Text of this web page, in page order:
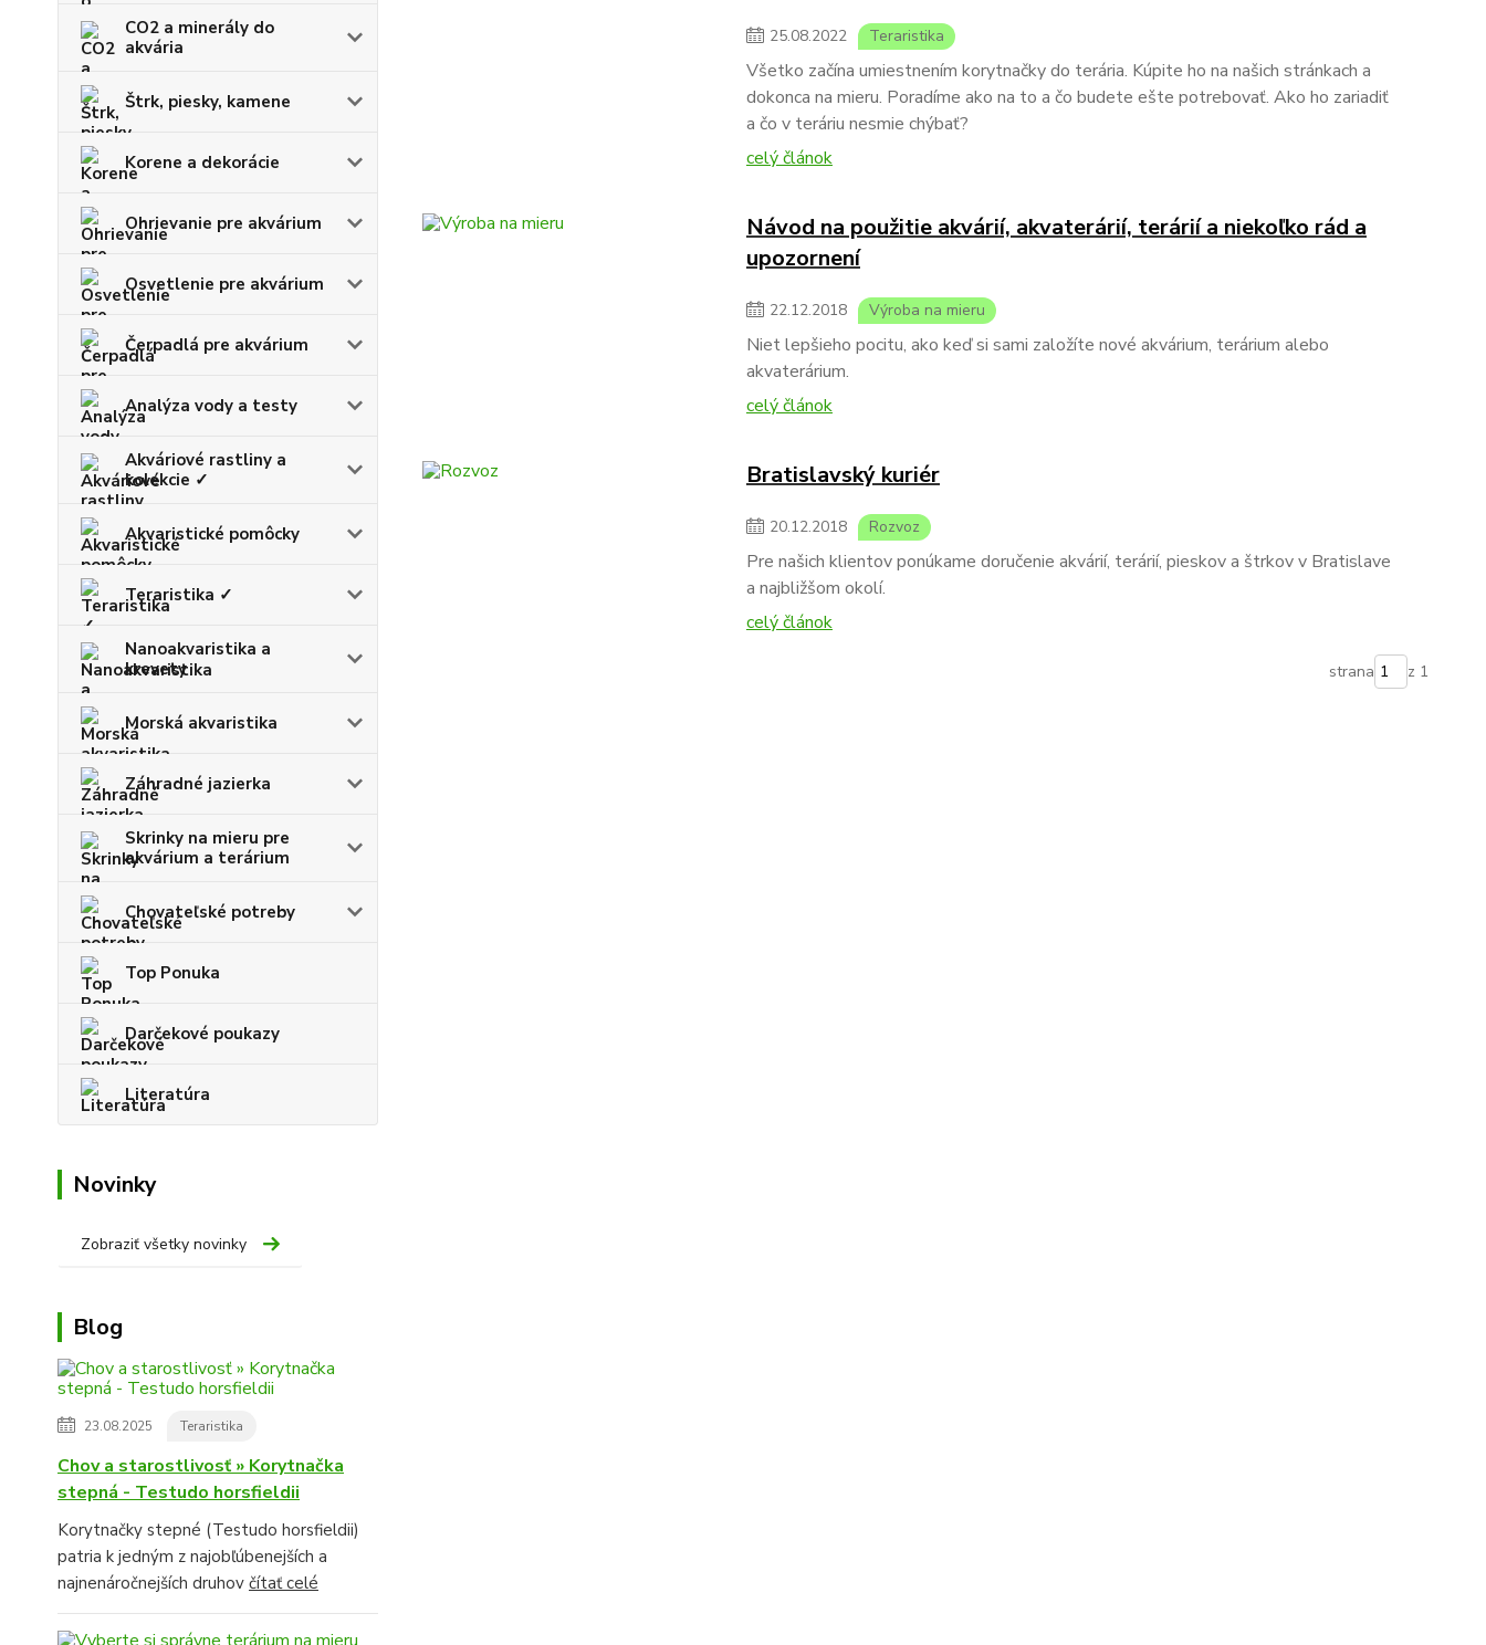
CO2 a minerály do
akvária
Štrk, piesky, kamene
Korene a dekorácie
Ohrievanie pre akvárium
Osvetlenie pre akvárium
Čerpadlá pre akvárium
Analýza vody a testy
Akváriové rastliny a
kolekcie ✓
Akvaristické pomôcky
Teraristika ✓
Nanoakvaristika a
krevety
Morská akvaristika
Záhradné jazierka
Skrinky na mieru pre
akvárium a terárium
Chovateľské potreby
Top Ponuka
Darčekové poukazy
Literatúra
Novinky
Zobraziť všetky novinky
Blog
23.08.2025 Teraristika
Chov a starostlivosť » Korytnačka
stepná - Testudo horsfieldii
Korytnačky stepné (Testudo horsfieldii)
patria k jedným z najobľúbenejších a
najnenáročnejších druhov čítať celé
25.08.2022 Teraristika
Všetko začína umiestnením korytnačky do terária. Kúpite ho na našich stránkach a
dokonca na mieru. Poradíme ako na to a čo budete ešte potrebovať. Ako ho zariadiť
a čo v teráriu nesmie chýbať?
celý článok
Návod na použitie akvárií, akvaterárií, terárií a niekoľko rád a
upozornení
22.12.2018 Výroba na mieru
Niet lepšieho pocitu, ako keď si sami založíte nové akvárium, terárium alebo
akvaterárium.
celý článok
Bratislavský kuriér
20.12.2018 Rozvoz
Pre našich klientov ponúkame doručenie akvárií, terárií, pieskov a štrkov v Bratislave
a najbližšom okolí.
celý článok
strana z 1